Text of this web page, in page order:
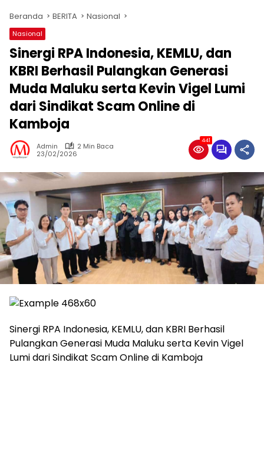
Beranda BERITA Nasional
Nasional
Sinergi RPA Indonesia, KEMLU, dan
KBRI Berhasil Pulangkan Generasi
Muda Maluku serta Kevin Vigel Lumi
dari Sindikat Scam Online di
Kamboja
Admin
2 Min Baca
23/02/2026
441
Sinergi RPA Indonesia, KEMLU, dan KBRI Berhasil
Pulangkan Generasi Muda Maluku serta Kevin Vigel
Lumi dari Sindikat Scam Online di Kamboja